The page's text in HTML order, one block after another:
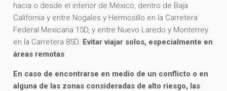
hacia o desde el interior de México, dentro de Baja
California y entre Nogales y Hermosillo en la Carretera
Federal Mexicana 15D, y entre Nuevo Laredo y Monterrey
en la Carretera 85D. Evitar viajar solos, especialmente en
áreas remotas.
En caso de encontrarse en medio de un conflicto o en
alguna de las zonas consideradas de alto riesgo, las